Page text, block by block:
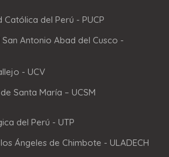
del Perú - PUCP
Antonio Abad del Cusco -
- UCV
Santa María – UCSM
del Perú - UTP
Ángeles de Chimbote - ULADECH